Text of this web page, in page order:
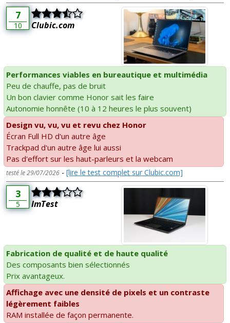
7
10 Clubic.com
Performances viables en bureautique et multimédia
Peu de chauffe, pas de bruit
Un bon clavier comme Honor sait les faire
Autonomie honnête (10 à 12 heures le plus souvent)
Design vu, vu, vu et revu chez Honor
Écran Full HD d'un autre âge
Trackpad d'un autre âge lui aussi
Pas d'effort sur les haut-parleurs et la webcam
testé le 29/07/2026 - [lire le test complet sur Clubic.com]
3
5 ImTest
Fabrication de qualité et de haute qualité
Des composants bien sélectionnés
Prix avantageux.
Affichage avec une densité de pixels et un contraste
légèrement faibles
RAM installée de façon permanente.